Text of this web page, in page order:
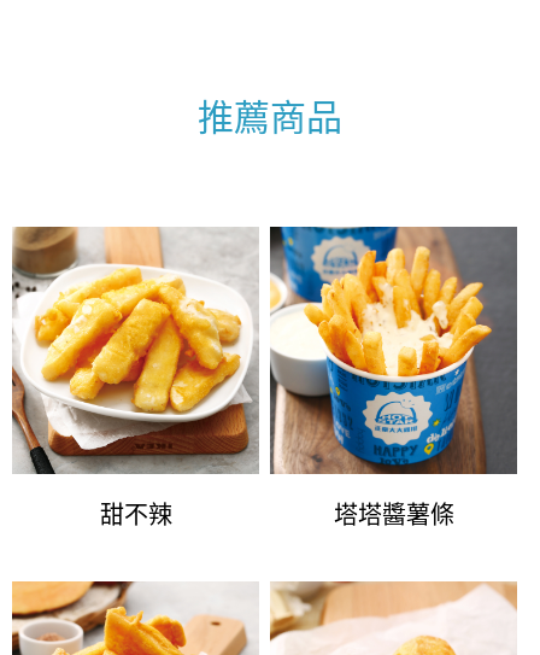
推薦商品
甜不辣 塔塔醬薯條